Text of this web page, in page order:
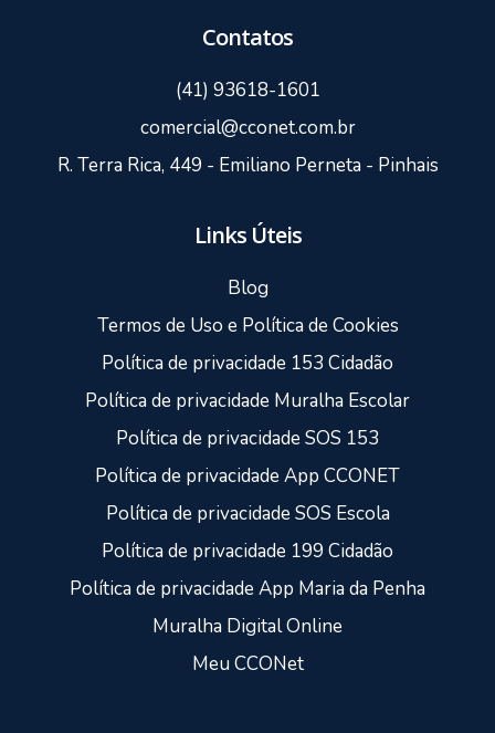
Contatos
(41) 93618-1601
comercial@cconet.com.br
R. Terra Rica, 449 - Emiliano Perneta - Pinhais
Links Úteis
Blog
Termos de Uso e Política de Cookies
Política de privacidade 153 Cidadão
Política de privacidade Muralha Escolar
Política de privacidade SOS 153
Política de privacidade App CCONET
Política de privacidade SOS Escola
Política de privacidade 199 Cidadão
Política de privacidade App Maria da Penha
Muralha Digital Online
Meu CCONet